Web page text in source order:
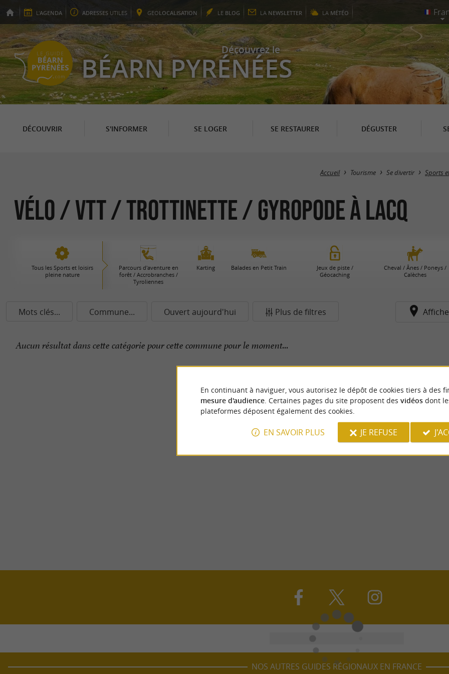
L'AGENDA ADRESSES UTILES GEOLOCALISATION LE BLOG LA NEWSLETTER LA MÉTÉO
Découvrez le
BÉARN PYRÉNÉES
DÉCOUVRIR S'INFORMER SE LOGER SE RESTAURER DÉGUSTER
Accueil Tourisme Se divertir Sports
Vélo / VTT / Trottinette / Gyropode à Lacq
Tous les Sports et loisirs
pleine nature
Parcours d'aventure en
forêt / Accrobranches /
Tyroliennes
Karting Balades en Petit Train
Jeux de piste /
Géocaching
Cheval / Ânes / Poneys /
Calèches
Mots clés... Commune... Ouvert aujourd'hui Plus de filtres
Aucun résultat dans cette catégorie pour cette commune pour le moment...
NOS AUTRES GUIDES RÉGIONAUX EN FRANCE
En continuant à naviguer, vous autorisez le dépôt de cookies tiers à des
mesure d'audience. Certaines pages du site proposent des vidéosdont
plateformes déposent également des cookies.
EN SAVOIR PLUS JE REFUSE